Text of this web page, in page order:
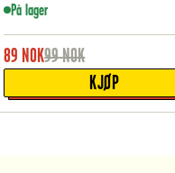
På lager
89 NOK99NOK
KJØP